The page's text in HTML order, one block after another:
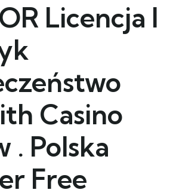
Licencja I
Casino
. Polska
Free